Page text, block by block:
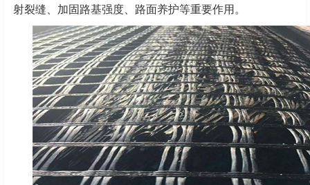
射裂缝、加固路基强度、路面养护等重要作用。